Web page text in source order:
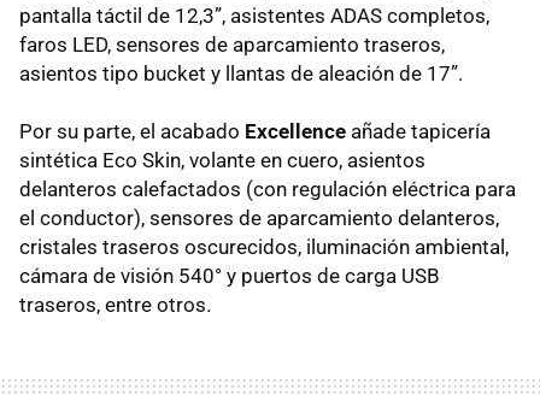
pantalla táctil de 12,3”, asistentes ADAS completos,
faros LED, sensores de aparcamiento traseros,
asientos tipo bucket y llantas de aleación de 17”.
Por su parte, el acabado Excellence añade tapicería
sintética Eco Skin, volante en cuero, asientos
delanteros calefactados (con regulación eléctrica para
el conductor), sensores de aparcamiento delanteros,
cristales traseros oscurecidos, iluminación ambiental,
cámara de visión 540° y puertos de carga USB
traseros, entre otros.